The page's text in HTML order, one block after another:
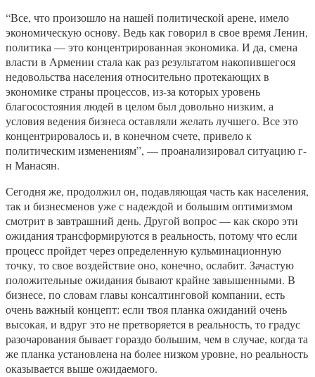
“Все, что произошло на нашей политической арене, имело
экономическую основу. Ведь как говорил в свое время Ленин,
политика — это концентрированная экономика. И да, смена
власти в Армении стала как раз результатом накопившегося
недовольства населения относительно протекающих в
экономике страны процессов, из-за которых уровень
благосостояния людей в целом был довольно низким, а
условия ведения бизнеса оставляли желать лучшего. Все это
концентрировалось и, в конечном счете, привело к
политическим изменениям”, — проанализировал ситуацию г-
н Манасян.
Сегодня же, продолжил он, подавляющая часть как населения,
так и бизнесменов уже с надеждой и большим оптимизмом
смотрит в завтрашний день. Другой вопрос — как скоро эти
ожидания трансформируются в реальность, потому что если
процесс пройдет через определенную кульминационную
точку, то свое воздействие оно, конечно, ослабит. Зачастую
положительные ожидания бывают крайне завышенными. В
бизнесе, по словам главы консалтинговой компании, есть
очень важный концепт: если твоя планка ожиданий очень
высокая, и вдруг это не претворяется в реальность, то градус
разочарования бывает гораздо большим, чем в случае, когда та
же планка установлена на более низком уровне, но реальность
оказывается выше ожидаемого.